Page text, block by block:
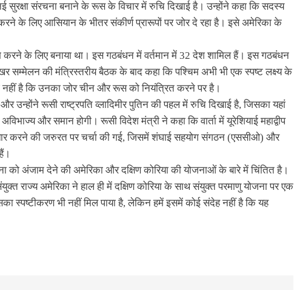
सुरक्षा संरचना बनाने के रूस के विचार में रुचि दिखाई है। उन्होंने कहा कि सदस्य
के लिए आसियान के भीतर संकीर्ण प्रारूपों पर जोर दे रहा है। इसे अमेरिका के
करने के लिए बनाया था। इस गठबंधन में वर्तमान में 32 देश शामिल हैं। इस गठबंधन
सम्मेलन की मंत्रिस्तरीय बैठक के बाद कहा कि पश्चिम अभी भी एक स्पष्ट लक्ष्य के
नहीं है कि उनका जोर चीन और रूस को नियंत्रित करने पर है।
रूसी राष्ट्रपति व्लादिमीर पुतिन की पहल में रुचि दिखाई है, जिसका यहां
और समान होगी। रूसी विदेश मंत्री ने कहा कि वार्ता में यूरेशियाई महाद्वीप
करने की जरुरत पर चर्चा की गई, जिसमें शंघाई सहयोग संगठन (एससीओ) और
को अंजाम देने की अमेरिका और दक्षिण कोरिया की योजनाओं के बारे में चिंतित है।
राज्य अमेरिका ने हाल ही में दक्षिण कोरिया के साथ संयुक्त परमाणु योजना पर एक
स्पष्टीकरण भी नहीं मिल पाया है, लेकिन हमें इसमें कोई संदेह नहीं है कि यह